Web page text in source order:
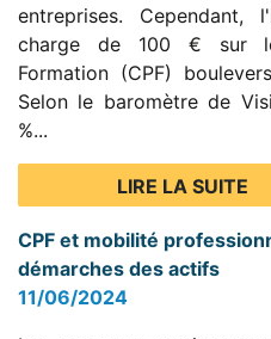
entreprises. Cependant,
charge de 100 € sur
Formation (CPF)
Selon le baromètre de
%...
LIRE LA SUITE
CPF et mobilité
démarches des actifs
11/06/2024